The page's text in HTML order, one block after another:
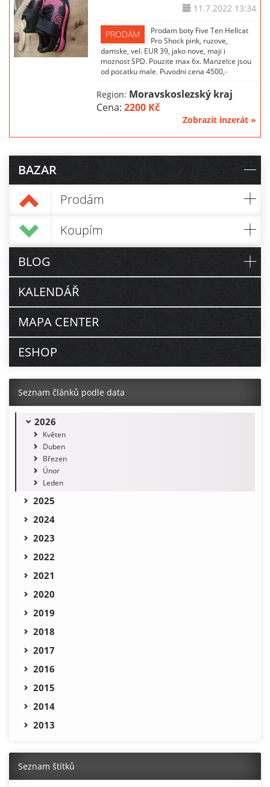
11.7.2022 13:34
PRODÁM
Prodam boty Five Ten Hellcat
Pro Shock pink, ruzove,
damske, vel. EUR 39, jako nove, maji i
moznost SPD. Pouzite max 6x. Manzelce jsou
od pocatku male. Puvodni cena 4500,-
Region: Moravskoslezský kraj
Cena:2200 Kč
Zobrazit inzerát »
BAZAR
Prodám
Koupím
BLOG
KALENDÁŘ
MAPA CENTER
ESHOP
Seznam článků podle data
2026
Květen
Duben
Březen
Únor
Leden
2025
2024
2023
2022
2021
2020
2019
2018
2017
2016
2015
2014
2013
Seznam štítků